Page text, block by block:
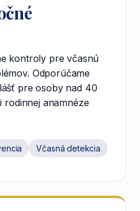
kontroly pre včasnú
Odporúčame
pre osoby nad 40
rodinnej anamnéze
Včasná detekcia